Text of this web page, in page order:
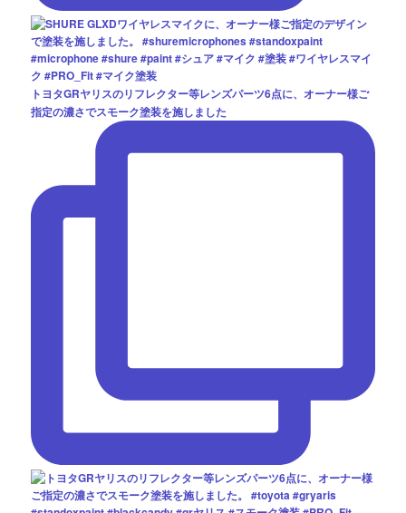
トヨタGRヤリスのリフレクター等レンズパーツ6点に、オーナー様ご
指定の濃さでスモーク塗装を施しました